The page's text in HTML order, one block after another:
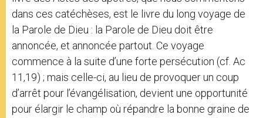
dans ces catéchèses, est le livre du long voyage de
la Parole de Dieu : la Parole de Dieu doit être
annoncée, et annoncée partout. Ce voyage
commence à la suite d’une forte persécution (cf. Ac
11,19) ; mais celle-ci, au lieu de provoquer un coup
d’arrêt pour l’évangélisation, devient une opportunité
pour élargir le champ où répandre la bonne graine de